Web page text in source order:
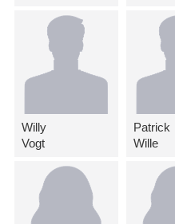
Willy
Vogt
Patrick
Wille